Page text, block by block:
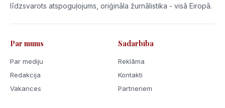
līdzsvarots atspoguļojums, oriģināla žurnālistika - visā Eiropā.
Par mums
Par mediju
Redakcija
Vakances
Sadarbība
Reklāma
Kontakti
Partneriem